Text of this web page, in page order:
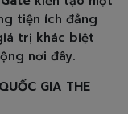
tiện ích đẳng
trị khác biệt
nơi đây.
GIA THE